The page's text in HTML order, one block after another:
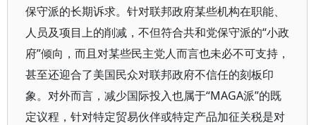
保守派的长期诉求。针对联邦政府某些机构在职能、
人员及项目上的削减，不但符合共和党保守派的“小政
府”倾向，而且对某些民主党人而言也未必不可支持，
甚至还迎合了美国民众对联邦政府不信任的刻板印
象。对外而言，减少国际投入也属于“MAGA派”的既
定议程，针对特定贸易伙伴或特定产品加征关税是对